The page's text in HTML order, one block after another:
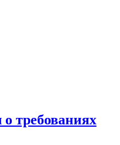
требованиях